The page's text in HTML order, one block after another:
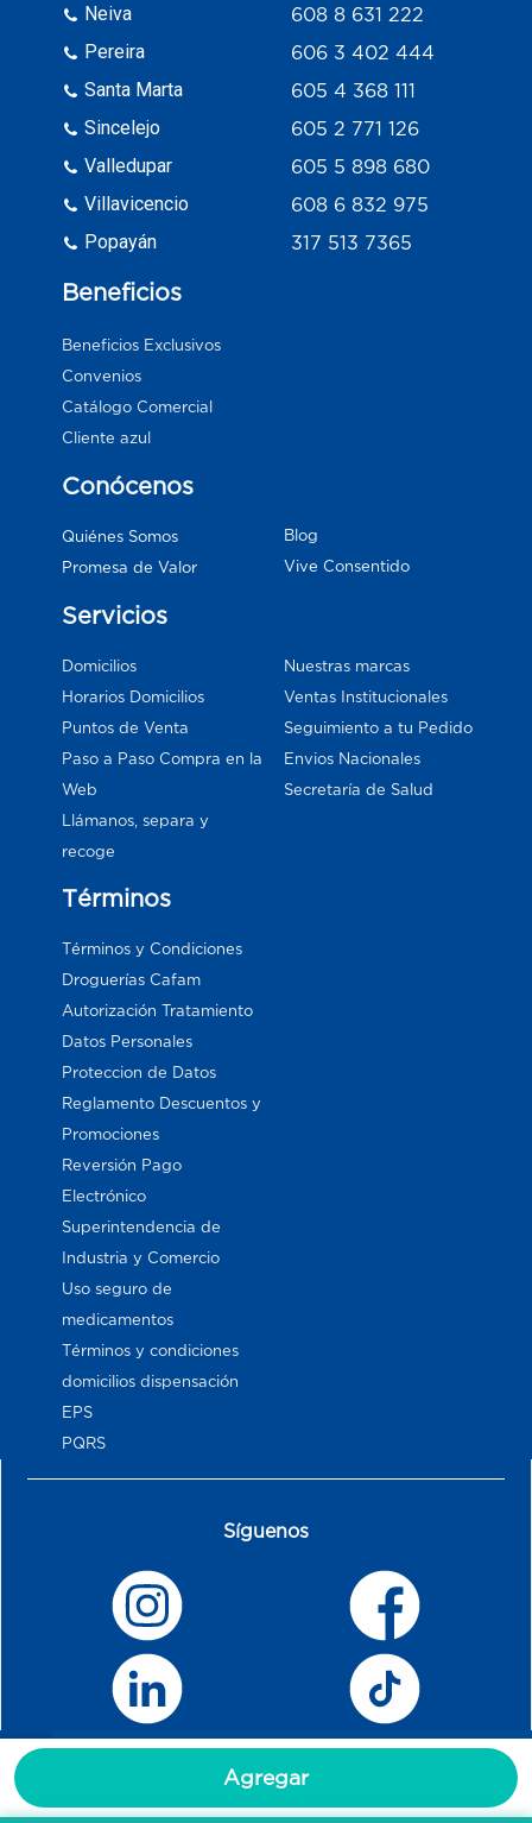
Agregar
Neiva
Pereira
Santa Marta
Sincelejo
Valledupar
Villavicencio
Popayán
608 8 631 222
606 3 402 444
605 4 368 111
605 2 771 126
605 5 898 680
608 6 832 975
317 513 7365
Beneficios
Beneficios Exclusivos
Convenios
Catálogo Comercial
Cliente azul
Conócenos
Quiénes Somos
Promesa de Valor
Blog
Vive Consentido
Servicios
Domicilios
Horarios Domicilios
Puntos de Venta
Paso a Paso Compra en la
Web
Llámanos, separa y
recoge
Nuestras marcas
Ventas Institucionales
Seguimiento a tu Pedido
Envios Nacionales
Secretaría de Salud
Términos
Términos y Condiciones
Droguerías Cafam
Autorización Tratamiento
Datos Personales
Proteccion de Datos
Reglamento Descuentos y
Promociones
Reversión Pago
Electrónico
Superintendencia de
Industria y Comercio
Uso seguro de
medicamentos
Términos y condiciones
domicilios dispensación
EPS
PQRS
Síguenos